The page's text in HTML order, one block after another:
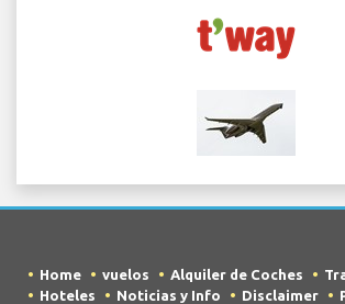
Home vuelos Alquiler de Coches
Hoteles
Noticias y Info Disclaimer